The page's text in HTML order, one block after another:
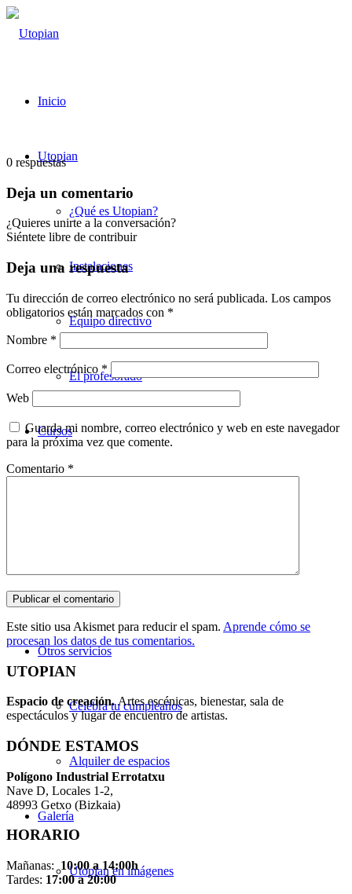
Inicio
Utopian
¿Qué es Utopian?
Instalaciones
Equipo directivo
El profesorado
Cursos
Música
Otros servicios
Celebra tu cumpleaños
Alquiler de espacios
Galería
Utopian en imágenes
0 respuestas
Deja un comentario
¿Quieres unirte a la conversación?
Siéntete libre de contribuir
Deja una respuesta
Tu dirección de correo electrónico no será publicada. Los campos
obligatorios están marcados con *
Nombre *
Correo electrónico *
Web
Guarda mi nombre, correo electrónico y web en este navegador
para la próxima vez que comente.
Comentario *
Este sitio usa Akismet para reducir el spam. Aprende cómo se
procesan los datos de tus comentarios.
UTOPIAN
Espacio de creación.Artes escénicas, bienestar, sala de
espectáculos y lugar de encuentro de artistas.
DÓNDE ESTAMOS
Polígono Industrial Errotatxu
Nave D, Locales 1-2,
48993 Getxo (Bizkaia)
HORARIO
Mañanas: 10:00 a 14:00h
Tardes: 17:00 a 20:00